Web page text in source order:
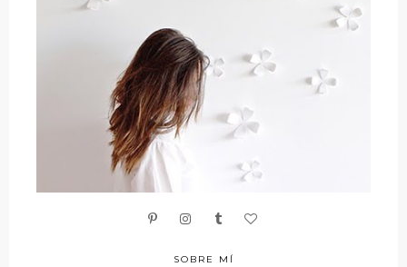
SOBRE MÍ